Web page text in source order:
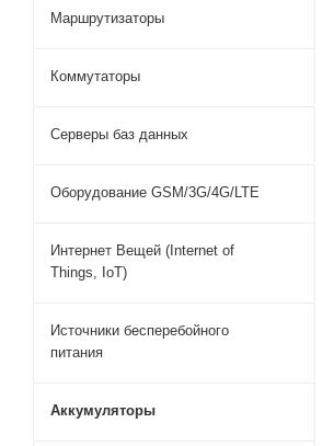
Маршрутизаторы
Коммутаторы
Серверы баз данных
Оборудование GSM/3G/4G/LTE
Интернет Вещей (Internet of
Things, IoT)
Источники бесперебойного
питания
Аккумуляторы